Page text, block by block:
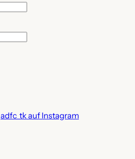
adfc_tk auf Instagram